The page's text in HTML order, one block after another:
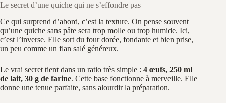
Le secret d’une quiche qui ne s’effondre pas
Ce qui surprend d’abord, c’est la texture. On pense souvent
qu’une quiche sans pâte sera trop molle ou trop humide. Ici,
c’est l’inverse. Elle sort du four dorée, fondante et bien prise,
un peu comme un flan salé généreux.
Le vrai secret tient dans un ratio très simple : 4 œufs, 250 ml
de lait, 30 g de farine. Cette base fonctionne à merveille. Elle
donne une tenue parfaite, sans alourdir la préparation.